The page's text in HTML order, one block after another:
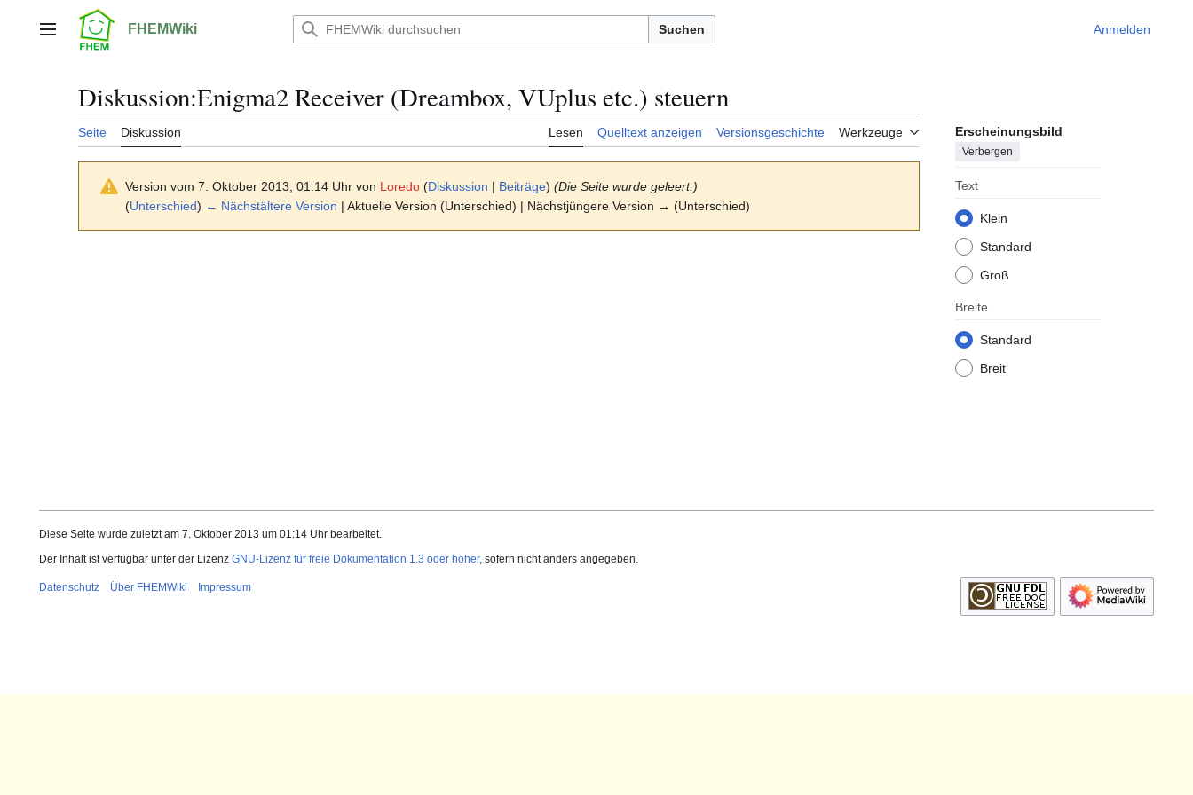
springenHauptmenü FHEMWiki Suchen Anmelden
Diskussion:Enigma2 Receiver (Dreambox, VUplus etc.) steuern
Seite Diskussion Lesen Quelltext anzeigen Versionsgeschichte Werkzeuge Erscheinungsbild
Verbergen
Text
Klein
Standard
Groß
Breite
Standard
Breit
Version vom 7. Oktober 2013, 01:14 Uhr von Loredo (Diskussion | Beiträge) (Die Seite wurde geleert.)
(Unterschied) ← Nächstältere Version | Aktuelle Version (Unterschied) | Nächstjüngere Version → (Unterschied)
Diese Seite wurde zuletzt am 7. Oktober 2013 um 01:14 Uhr bearbeitet.
Der Inhalt ist verfügbar unter der Lizenz GNU-Lizenz für freie Dokumentation 1.3 oder höher, sofern nicht anders angegeben.
Datenschutz Über FHEMWiki Impressum